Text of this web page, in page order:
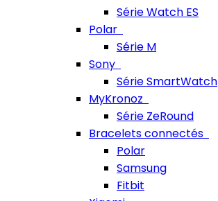
Série Watch ES
Polar
Série M
Sony
Série SmartWatch
MyKronoz
Série ZeRound
Bracelets connectés
Polar
Samsung
Fitbit